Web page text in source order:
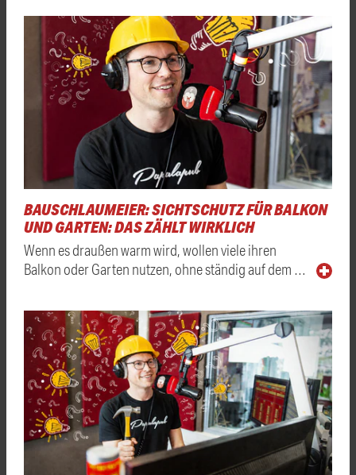
BAUSCHLAUMEIER: SICHTSCHUTZ FÜR BALKON
UND GARTEN: DAS ZÄHLT WIRKLICH
Wenn es draußen warm wird, wollen viele ihren
Balkon oder Garten nutzen, ohne ständig auf dem …